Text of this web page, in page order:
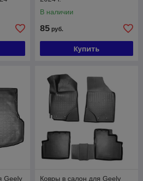
В наличии
85 руб.
Купить
Geely
Ковры в салон для Geely